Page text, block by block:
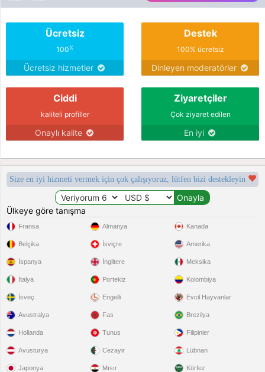
Ücretsiz
100%
Ücretsiz hizmetler
Destek
100% ücretsiz
Dinleyen moderatörler
Ciddi
kaliteli profiller
Onaylı kalite
Ziyaretçiler
Çok ziyaret edilen
En iyi
Size en iyi hizmeti vermek için çok çalışıyoruz, lütfen bizi destekleyin
Ülkeye göre tanışma
Fransa
Belçika
İspanya
İtalya
İsveç
Almanya
İsviçre
İngiltere
Portekiz
Engelli
Kanada
Amerika
Meksika
Kolombiya
Evcil Hayvanlar
Avustralya
Hollanda
Avusturya
Japonya
Fas
Tunus
Cezayir
Mısır
Brezilya
Filipinler
Lübnan
Körfez